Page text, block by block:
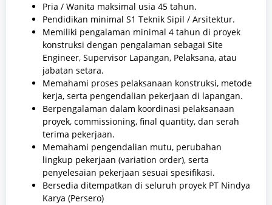
Pria / Wanita maksimal usia 45 tahun.
Pendidikan minimal S1 Teknik Sipil / Arsitektur.
Memiliki pengalaman minimal 4 tahun di proyek
konstruksi dengan pengalaman sebagai Site
Engineer, Supervisor Lapangan, Pelaksana, atau
jabatan setara.
Memahami proses pelaksanaan konstruksi, metode
kerja, serta pengendalian pekerjaan di lapangan.
Berpengalaman dalam koordinasi pelaksanaan
proyek, commissioning, final quantity, dan serah
terima pekerjaan.
Memahami pengendalian mutu, perubahan
lingkup pekerjaan (variation order), serta
penyelesaian pekerjaan sesuai spesifikasi.
Bersedia ditempatkan di seluruh proyek PT Nindya
Karya (Persero)